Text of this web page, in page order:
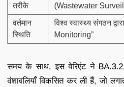
तरीके
(Wastewater
वर्तमान
स्थिति
विश्व स्वास्थ्य संगठन
Monitoring”
समय के साथ, इस वेरिएंट ने
वंशावलियाँ विकसित कर ली हैं, जो